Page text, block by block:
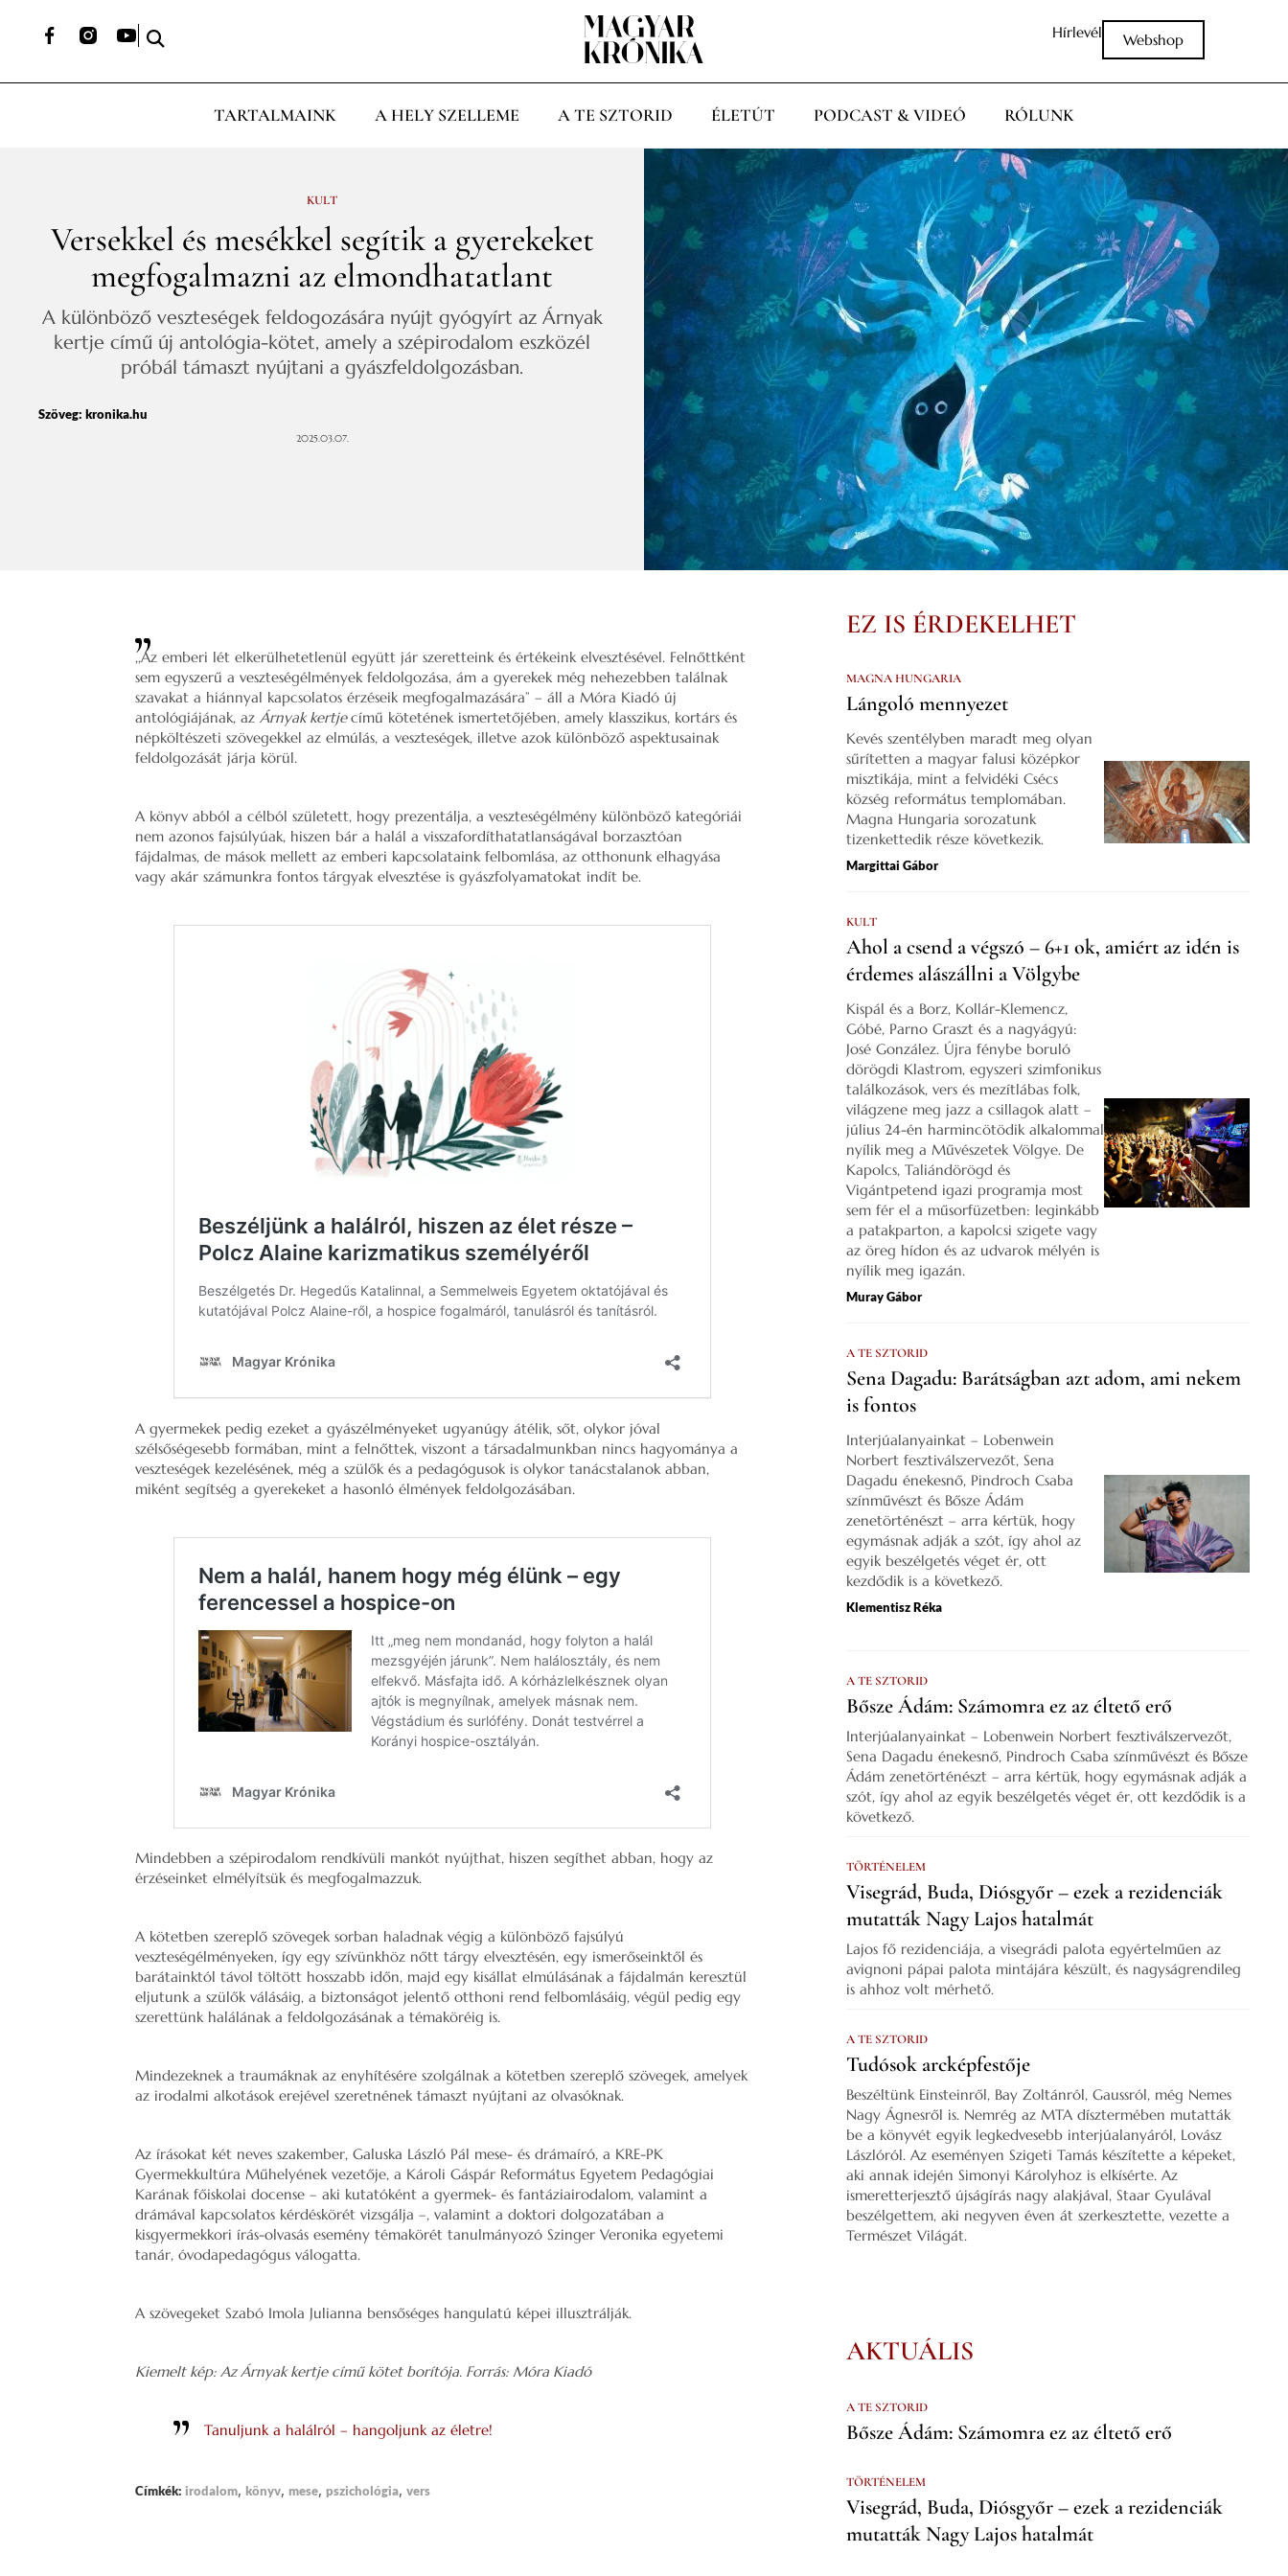
Hírlevél Webshop
TARTALMAINK A HELY SZELLEME A TE SZTORID ÉLETÚT PODCAST & VIDEÓ RÓLUNK
KULT
Versekkel és mesékkel segítik a gyerekeket
megfogalmazni az elmondhatatlant
A különböző veszteségek feldogozására nyújt gyógyírt az Árnyak
kertje című új antológia-kötet, amely a szépirodalom eszközél
próbál támaszt nyújtani a gyászfeldolgozásban.
Szöveg: kronika.hu
2025.03.07.
,,Az emberi lét elkerülhetetlenül együtt jár szeretteink és értékeink elvesztésével. Felnőttként
sem egyszerű a veszteségélmények feldolgozása, ám a gyerekek még nehezebben találnak
szavakat a hiánnyal kapcsolatos érzéseik megfogalmazására” – áll a Móra Kiadó új
antológiájának, azÁrnyak kertjecímű kötetének ismertetőjében, amely klasszikus, kortárs és
népköltészeti szövegekkel az elmúlás, a veszteségek, illetve azok különböző aspektusainak
feldolgozását járja körül.
A könyv abból a célból született, hogy prezentálja, a veszteségélmény különböző kategóriái
nem azonos fajsúlyúak, hiszen bár a halál a visszafordíthatatlanságával borzasztóan
fájdalmas, de mások mellett az emberi kapcsolataink felbomlása, az otthonunk elhagyása
vagy akár számunkra fontos tárgyak elvesztése is gyászfolyamatokat indít be.
A gyermekek pedig ezeket a gyászélményeket ugyanúgy átélik, sőt, olykor jóval
szélsőségesebb formában, mint a felnőttek, viszont a társadalmunkban nincs hagyománya a
veszteségek kezelésének, még a szülők és a pedagógusok is olykor tanácstalanok abban,
miként segítség a gyerekeket a hasonló élmények feldolgozásában.
Mindebben a szépirodalom rendkívüli mankót nyújthat, hiszen segíthet abban, hogy az
érzéseinket elmélyítsük és megfogalmazzuk.
A kötetben szereplő szövegek sorban haladnak végig a különböző fajsúlyú
veszteségélményeken, így egy szívünkhöz nőtt tárgy elvesztésén, egy ismerőseinktől és
barátainktól távol töltött hosszabb időn, majd egy kisállat elmúlásának a fájdalmán keresztül
eljutunk a szülők válásáig, a biztonságot jelentő otthoni rend felbomlásáig, végül pedig egy
szerettünk halálának a feldolgozásának a témaköréig is.
Mindezeknek a traumáknak az enyhítésére szolgálnak a kötetben szereplő szövegek, amelyek
az irodalmi alkotások erejével szeretnének támaszt nyújtani az olvasóknak.
Az írásokat két neves szakember, Galuska László Pál mese- és drámaíró, a KRE-PK
Gyermekkultúra Műhelyének vezetője, a Károli Gáspár Református Egyetem Pedagógiai
Karának főiskolai docense – aki kutatóként a gyermek- és fantáziairodalom, valamint a
drámával kapcsolatos kérdéskörét vizsgálja –, valamint a doktori dolgozatában a
kisgyermekkori írás-olvasás esemény témakörét tanulmányozó Szinger Veronika egyetemi
tanár, óvodapedagógus válogatta.
A szövegeket Szabó Imola Julianna bensőséges hangulatú képei illusztrálják.
Kiemelt kép: Az Árnyak kertje című kötet borítója. Forrás: Móra Kiadó
Tanuljunk a halálról – hangoljunk az életre!
Címkék: irodalom, könyv, mese, pszichológia, vers
EZ IS ÉRDEKELHET
MAGNA HUNGARIA
Lángoló mennyezet
Kevés szentélyben maradt meg olyan
sűrítetten a magyar falusi középkor
misztikája, mint a felvidéki Csécs
község református templomában.
Magna Hungaria sorozatunk
tizenkettedik része következik.
Margittai Gábor
KULT
Ahol a csend a végszó – 6+1 ok, amiért az idén is
érdemes alászállni a Völgybe
Kispál és a Borz, Kollár-Klemencz,
Góbé, Parno Graszt és a nagyágyú:
José González. Újra fénybe boruló
dörögdi Klastrom, egyszeri szimfonikus
találkozások, vers és mezítlábas folk,
világzene meg jazz a csillagok alatt –
július 24-én harmincötödik alkalommal
nyílik meg a Művészetek Völgye. De
Kapolcs, Taliándörögd és
Vigántpetend igazi programja most
sem fér el a műsorfüzetben: leginkább
a patakparton, a kapolcsi szigete vagy
az öreg hídon és az udvarok mélyén is
nyílik meg igazán.
Muray Gábor
A TE SZTORID
Sena Dagadu: Barátságban azt adom, ami nekem
is fontos
Interjúalanyainkat – Lobenwein
Norbert fesztiválszervezőt, Sena
Dagadu énekesnő, Pindroch Csaba
színművészt és Bősze Ádám
zenetörténészt – arra kértük, hogy
egymásnak adják a szót, így ahol az
egyik beszélgetés véget ér, ott
kezdődik is a következő.
Klementisz Réka
A TE SZTORID
Bősze Ádám: Számomra ez az éltető erő
Interjúalanyainkat – Lobenwein Norbert fesztiválszervezőt,
Sena Dagadu énekesnő, Pindroch Csaba színművészt és Bősze
Ádám zenetörténészt – arra kértük, hogy egymásnak adják a
szót, így ahol az egyik beszélgetés véget ér, ott kezdődik is a
következő.
TÖRTÉNELEM
Visegrád, Buda, Diósgyőr – ezek a rezidenciák
mutatták Nagy Lajos hatalmát
Lajos fő rezidenciája, a visegrádi palota egyértelműen az
avignoni pápai palota mintájára készült, és nagyságrendileg
is ahhoz volt mérhető.
A TE SZTORID
Tudósok arcképfestője
Beszéltünk Einsteinről, Bay Zoltánról, Gaussról, még Nemes
Nagy Ágnesről is. Nemrég az MTA dísztermében mutatták
be a könyvét egyik legkedvesebb interjúalanyáról, Lovász
Lászlóról. Az eseményen Szigeti Tamás készítette a képeket,
aki annak idején Simonyi Károlyhoz is elkísérte. Az
ismeretterjesztő újságírás nagy alakjával, Staar Gyulával
beszélgettem, aki negyven éven át szerkesztette, vezette a
Természet Világát.
AKTUÁLIS
A TE SZTORID
Bősze Ádám: Számomra ez az éltető erő
TÖRTÉNELEM
Visegrád, Buda, Diósgyőr – ezek a rezidenciák
mutatták Nagy Lajos hatalmát